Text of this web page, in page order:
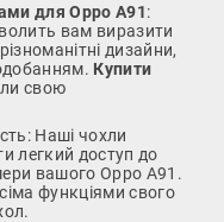
для Oppo A91:
вам виразити
дизайни,
Купити
свою
Наші чохли
легкий доступ до
вашого Oppo A91.
функціями свого